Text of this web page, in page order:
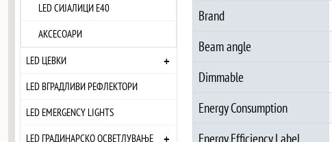
LED СИЈАЛИЦИ Е40
АКСЕСОАРИ
LED ЦЕВКИ +
LED ВГРАДЛИВИ РЕФЛЕКТОРИ
LED EMERGENCY LIGHTS
LED ГРАДИНАРСКО ОСВЕТЛУВАЊЕ
Brand
Beam angle
Dimmable
Energy Consumption
Energy Efficiency Label